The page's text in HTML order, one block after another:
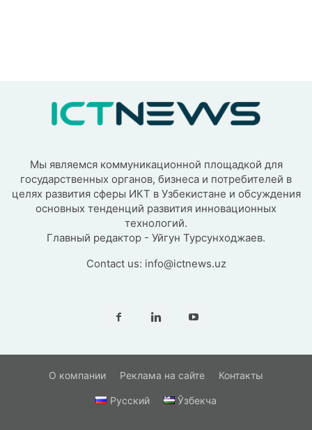
Мы являемся коммуникационной площадкой для
государственных органов, бизнеса и потребителей в
целях развития сферы ИКТ в Узбекистане и обсуждения
основных тенденций развития инновационных
технологий.
Главный редактор - Уйгун Турсунходжаев.
Contact us: info@ictnews.uz
О компании Реклама на сайте Контакты
Русский Ўзбекча